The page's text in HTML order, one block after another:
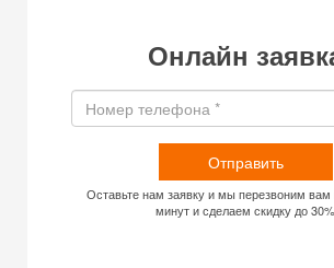
Онлайн
Отправить
Оставьте нам заявку и мы перезвоним вам
минут и сделаем скидку до 30%